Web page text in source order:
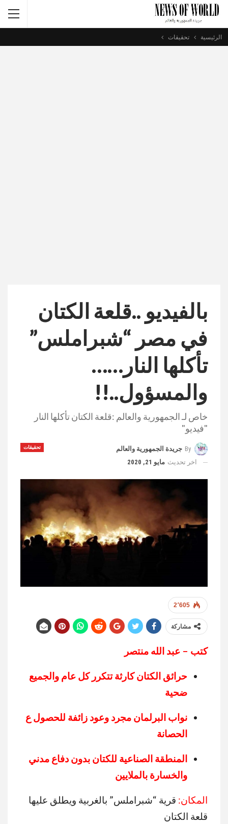
الرئيسية تحقيقات
بالفيديو ..قلعة الكتان
في مصر “شبراملس”
تأكلها النار……
والمسؤول..!!
خاص لـ الجمهورية والعالم :قلعة الكتان تأكلها النار
"فيديو"
تحقيقات By جريدة الجمهورية والعالم
اخر تحديث مايو 21, 2020
2٬605
مشاركة
كتب – عبد الله منتصر
حرائق الكتان كارثة تتكرر كل عام والجميع
ضحية
نواب البرلمان مجرد وعود زائفة للحصول ع
الحصانة
المنطقة الصناعية للكتان بدون دفاع مدني
والخسارة بالملايين
المكان: قرية “شبراملس” بالغربية ويطلق عليها
قلعة الكتان